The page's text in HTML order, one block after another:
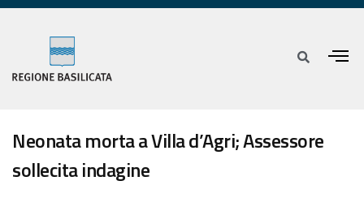
Neonata morta a Villa d’Agri; Assessore
sollecita indagine